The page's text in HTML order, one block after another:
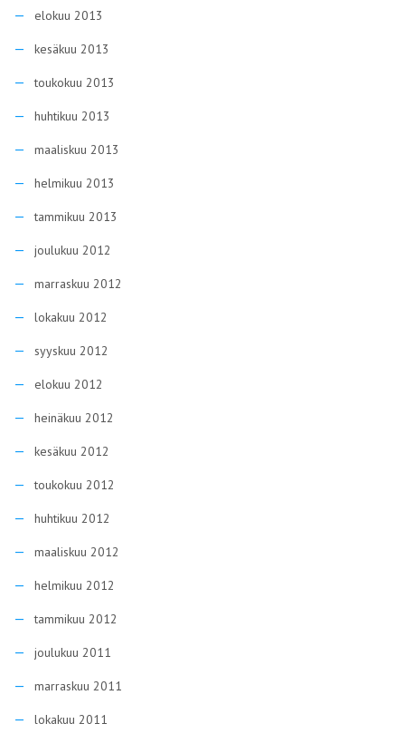
elokuu 2013
kesäkuu 2013
toukokuu 2013
huhtikuu 2013
maaliskuu 2013
helmikuu 2013
tammikuu 2013
joulukuu 2012
marraskuu 2012
lokakuu 2012
syyskuu 2012
elokuu 2012
heinäkuu 2012
kesäkuu 2012
toukokuu 2012
huhtikuu 2012
maaliskuu 2012
helmikuu 2012
tammikuu 2012
joulukuu 2011
marraskuu 2011
lokakuu 2011